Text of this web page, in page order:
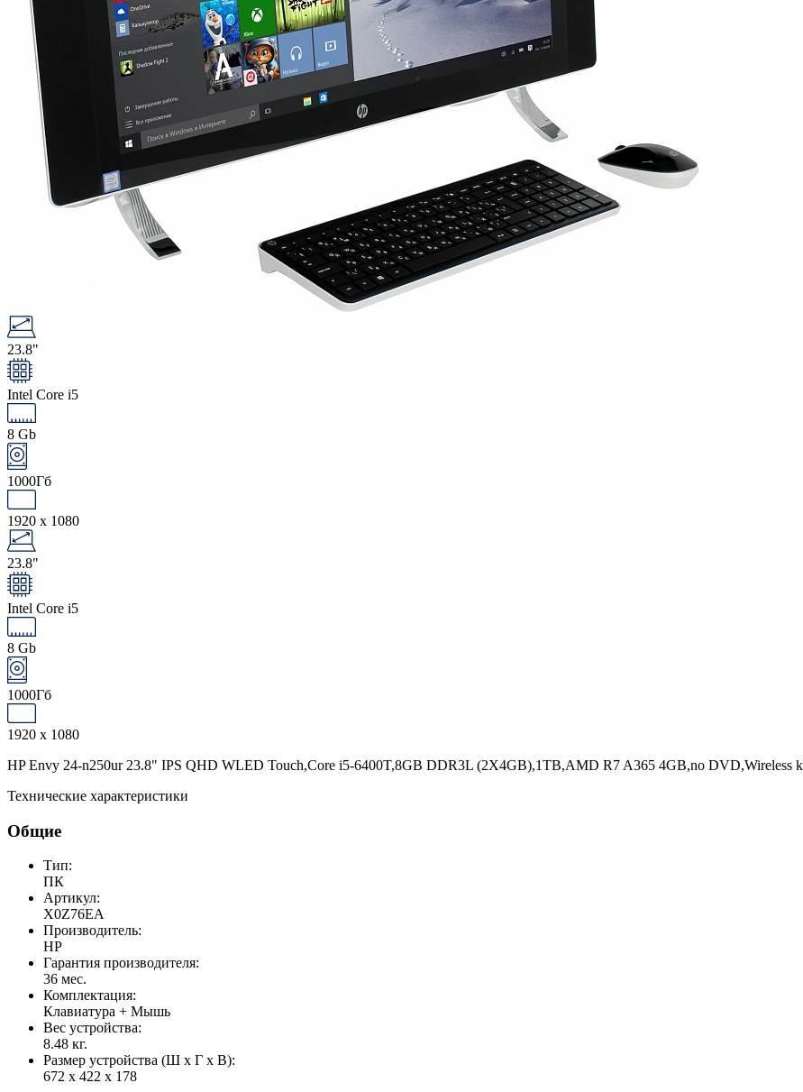
23.8"
Intel Core i5
8 Gb
1000Гб
1920 x 1080
23.8"
Intel Core i5
8 Gb
1000Гб
1920 x 1080
HP Envy 24-n250ur 23.8" IPS QHD WLED Touch,Core i5-6400T,8GB DDR3L (2X4GB),1TB,AMD R7 A365 4GB,no DVD,Wireless
Технические характеристики
Общие
Тип:
ПК
Артикул:
X0Z76EA
Производитель:
HP
Гарантия производителя:
36 мес.
Комплектация:
Клавиатура + Мышь
Вес устройства:
8.48 кг.
Размер устройства (Ш x Г x В):
672 x 422 x 178